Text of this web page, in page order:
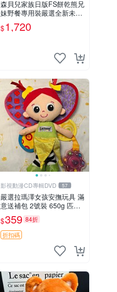
森貝兒家族日版FS餅乾熊兄
妹野餐專用裝嚴選全新未開
封，包含兩組大童款紙盒
裝，適合收藏與分享。 餅乾
$1,720
影視動漫CD專輯DVD 57
嚴選拉瑪澤女孩安撫玩具 滿
意送補包 2號裝 650g 匹配
嬰幼童舒壓好伴侶 女孩專用
安心選擇 安撫玩偶 衝包 玩
具
$359 84折
折扣碼